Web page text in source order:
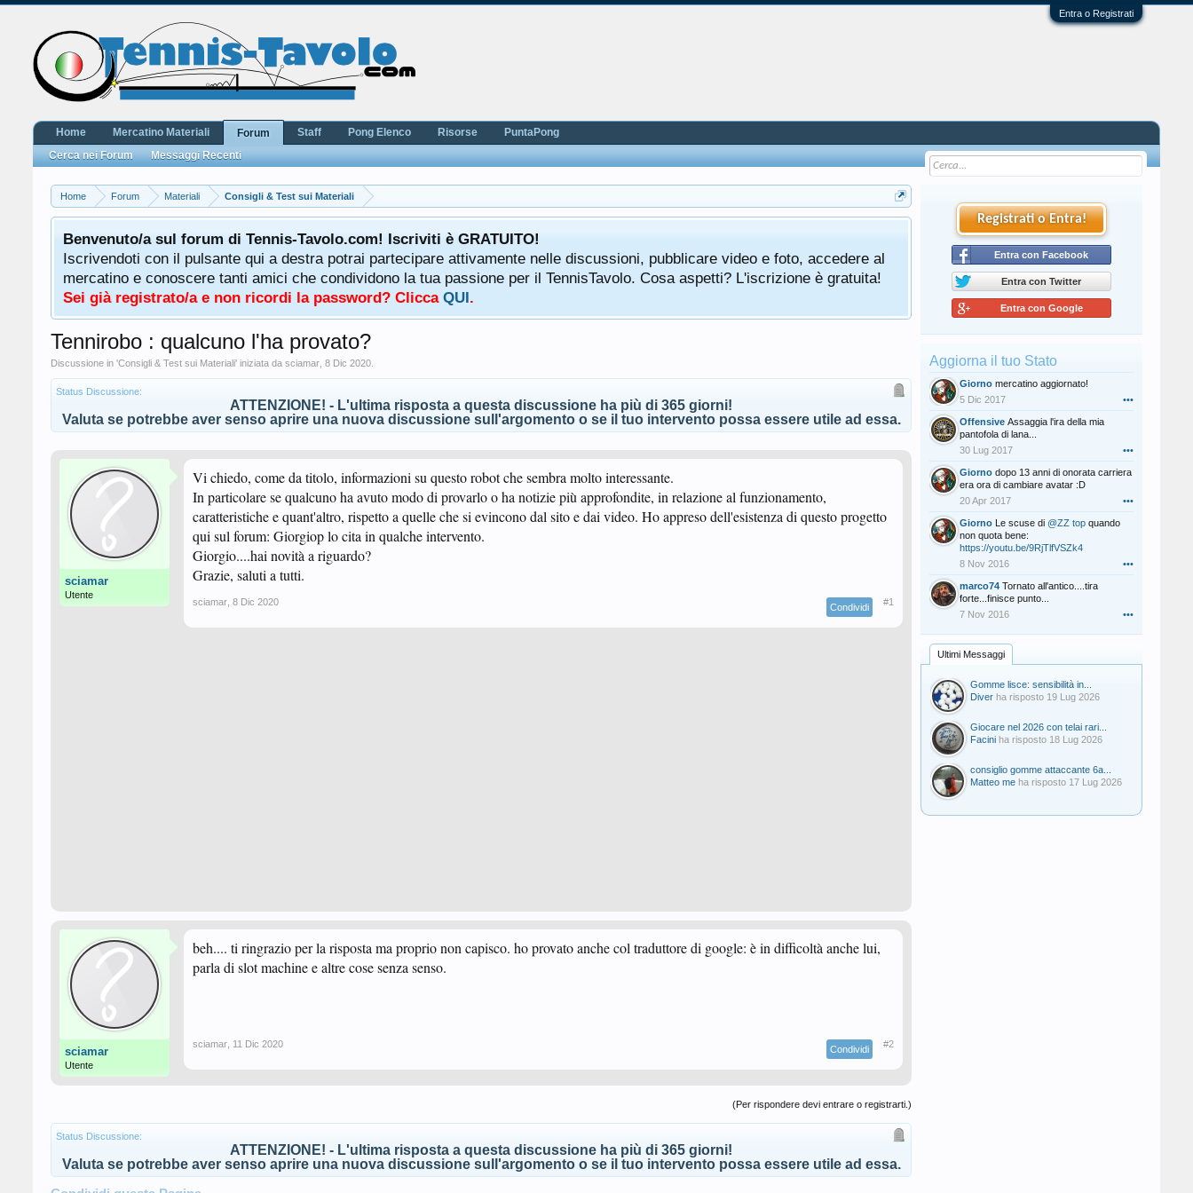
Entra o Registrati
Home Forum Materiali Consigli & Test sui Materiali
Benvenuto/a sul forum di Tennis-Tavolo.com! Iscriviti è GRATUITO!
Iscrivendoti con il pulsante qui a destra potrai partecipare attivamente nelle discussioni, pubblicare video e foto, accedere al
mercatino e conoscere tanti amici che condividono la tua passione per il TennisTavolo. Cosa aspetti? L'iscrizione è gratuita!
Sei già registrato/a e non ricordi la password? Clicca QUI.
Tennirobo : qualcuno l'ha provato?
Discussione in 'Consigli & Test sui Materiali' iniziata da sciamar 8 Dic 2020
Status Discussione:
ATTENZIONE! - L'ultima risposta a questa discussione ha più di 365 giorni!
Valuta se potrebbe aver senso aprire una nuova discussione sull'argomento o se il tuo intervento possa essere utile ad essa.
sciamar
Utente
Vi chiedo, come da titolo, informazioni su questo robot che sembra molto interessante.
In particolare se qualcuno ha avuto modo di provarlo o ha notizie più approfondite, in relazione al funzionamento,
caratteristiche e quant'altro, rispetto a quelle che si evincono dal sito e dai video. Ho appreso dell'esistenza di questo progetto
qui sul forum: Giorgiop lo cita in qualche intervento.
Giorgio....hai novità a riguardo?
Grazie, saluti a tutti.
sciamar 8 Dic 2020 Condividi #1
sciamar
Utente
beh.... ti ringrazio per la risposta ma proprio non capisco. ho provato anche col traduttore di google: è in difficoltà anche lui,
parla di slot machine e altre cose senza senso.
sciamar 11 Dic 2020 Condividi #2
(Per rispondere devi entrare o registrarti.)
Status Discussione:
ATTENZIONE! - L'ultima risposta a questa discussione ha più di 365 giorni!
Valuta se potrebbe aver senso aprire una nuova discussione sull'argomento o se il tuo intervento possa essere utile ad essa.
Registrati o Entra!
Entra con Facebook
Entra con Twitter
Entra con Google
Aggiorna il tuo Stato
Giorno mercatino aggiornato!
5 Dic 2017
•••
Offensive Assaggia l'ira della mia
pantofola di lana...
30 Lug 2017
•••
Giorno dopo 13 anni di onorata carriera
era ora di cambiare avatar :D
20 Apr 2017
•••
Giorno Le scuse di @ZZ top quando
non quota bene:
https://youtu.be/9RjTlfVSZk4
8 Nov 2016
•••
marco74 Tornato all'antico....tira
forte...finisce punto...
7 Nov 2016
•••
Ultimi Messaggi
Gomme lisce: sensibilità in...
Diver ha risposto 19 Lug 2026
Giocare nel 2026 con telai rari...
Facini ha risposto 18 Lug 2026
consiglio gomme attaccante 6a...
Matteo me ha risposto 17 Lug 2026
Home Mercatino Materiali
Forum
Cerca nei Forum
Messaggi Recenti
Staff Pong Elenco Risorse PuntaPong